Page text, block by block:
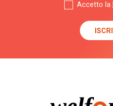
Accetto la